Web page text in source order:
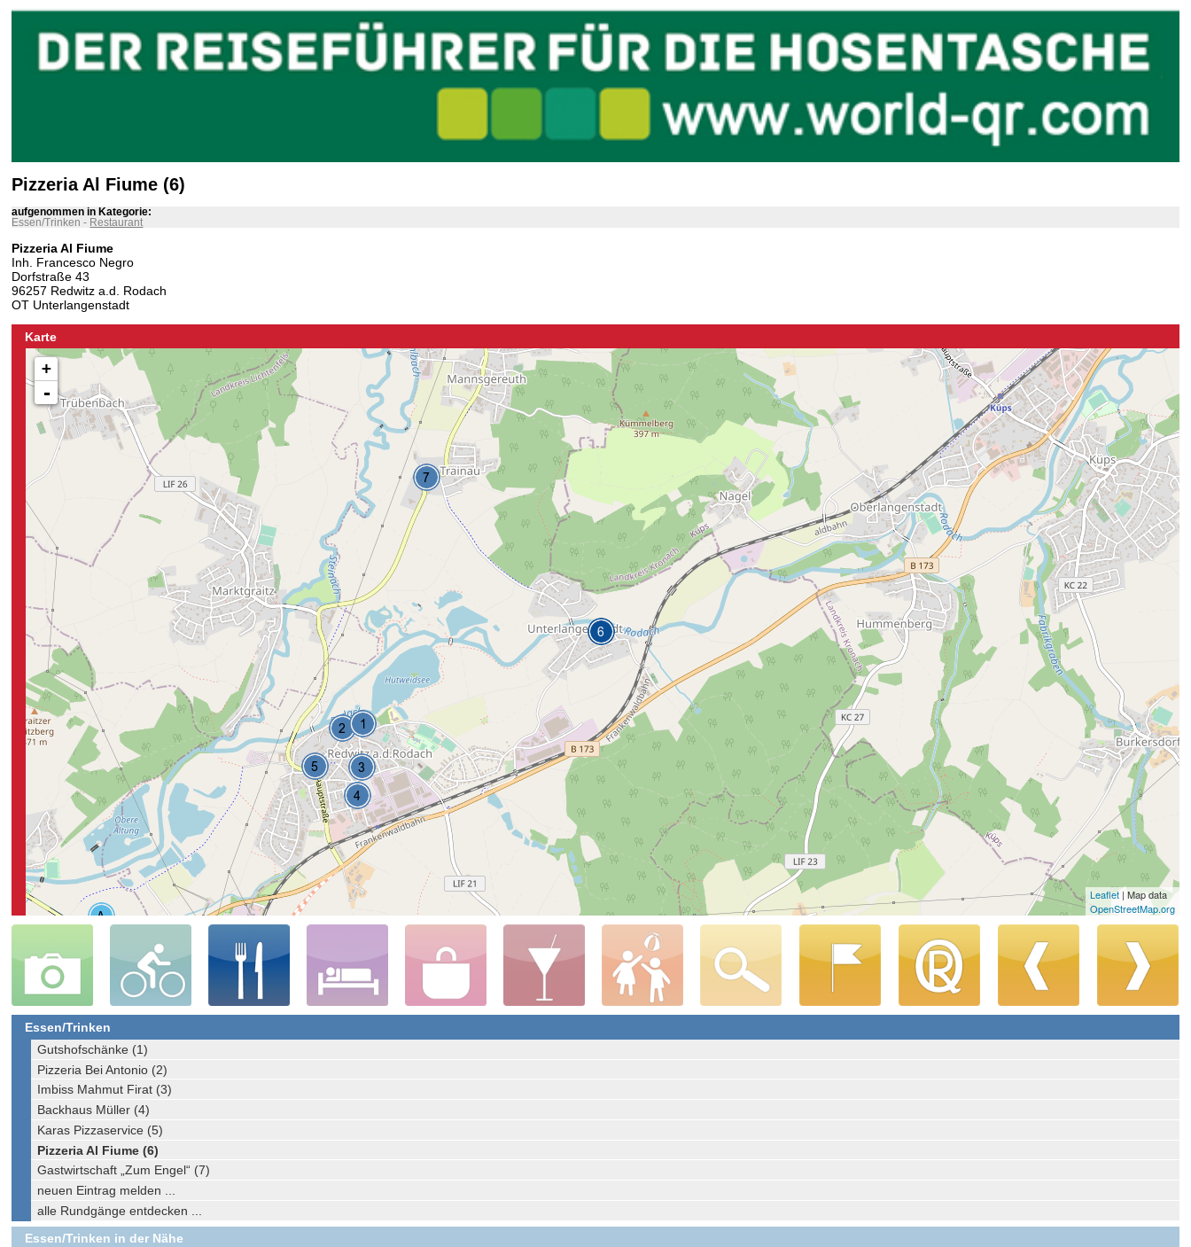
Pizzeria Al Fiume (6)
aufgenommen in Kategorie:
Essen/Trinken - Restaurant
Pizzeria Al Fiume
Inh. Francesco Negro
Dorfstraße 43
96257 Redwitz a.d. Rodach
OT Unterlangenstadt
Karte
+
-
Leaflet| Map data
OpenStreetMap.org
Essen/Trinken
Gutshofschänke (1)
Pizzeria Bei Antonio (2)
Imbiss Mahmut Firat (3)
Backhaus Müller (4)
Karas Pizzaservice (5)
Pizzeria Al Fiume (6)
Gastwirtschaft „Zum Engel“ (7)
neuen Eintrag melden ...
alle Rundgänge entdecken ...
Essen/Trinken in der Nähe